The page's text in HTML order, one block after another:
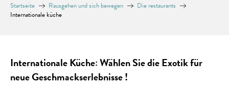
Startseite Rausgehen und sich bewegen
Die restaurants
Internationale küche
Internationale Küche: Wählen Sie die Exotik für
neue Geschmackserlebnisse !